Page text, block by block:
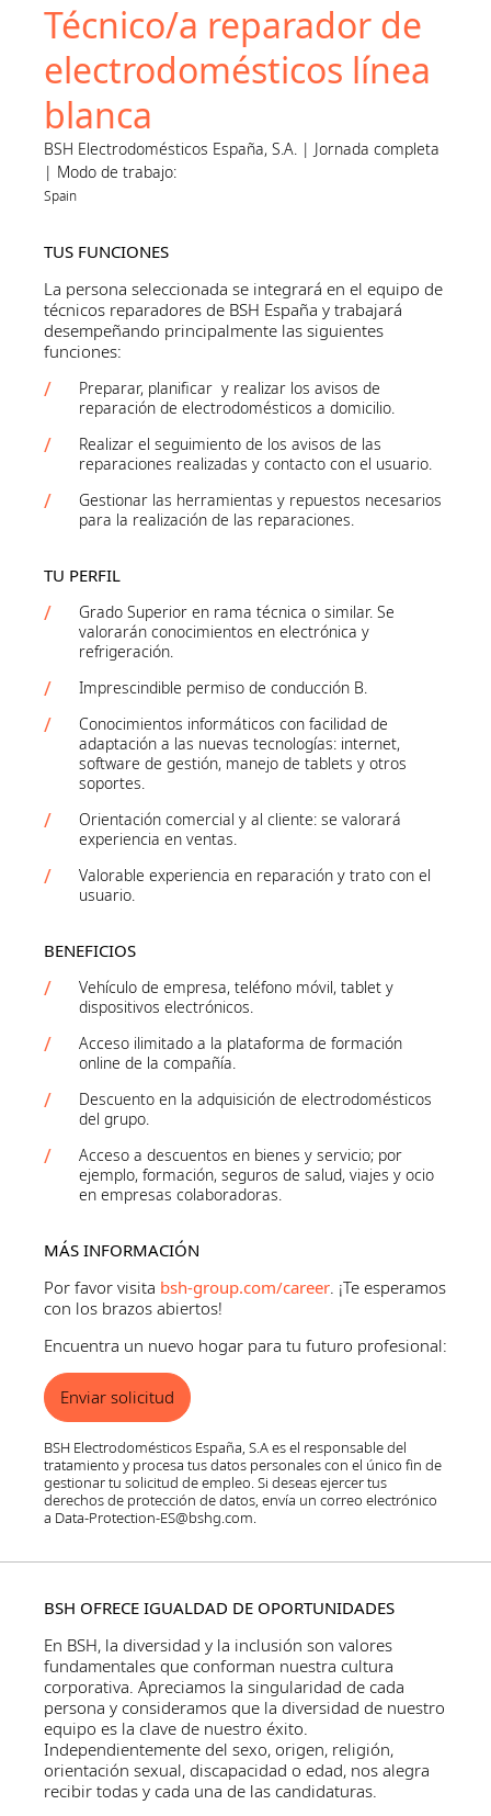
Técnico/a reparador de
electrodomésticos línea
blanca
BSH Electrodomésticos España, S.A. | Jornada completa
| Modo de trabajo:
Spain
TUS FUNCIONES
La persona seleccionada se integrará en el equipo de
técnicos reparadores de BSH España y trabajará
desempeñando principalmente las siguientes
funciones:
Preparar, planificar y realizar los avisos de
reparación de electrodomésticos a domicilio.
Realizar el seguimiento de los avisos de las
reparaciones realizadas y contacto con el usuario.
Gestionar las herramientas y repuestos necesarios
para la realización de las reparaciones.
TU PERFIL
Grado Superior en rama técnica o similar. Se
valorarán conocimientos en electrónica y
refrigeración.
Imprescindible permiso de conducción B.
Conocimientos informáticos con facilidad de
adaptación a las nuevas tecnologías: internet,
software de gestión, manejo de tablets y otros
soportes.
Orientación comercial y al cliente: se valorará
experiencia en ventas.
Valorable experiencia en reparación y trato con el
usuario.
BENEFICIOS
Vehículo de empresa, teléfono móvil, tablet y
dispositivos electrónicos.
Acceso ilimitado a la plataforma de formación
online de la compañía.
Descuento en la adquisición de electrodomésticos
del grupo.
Acceso a descuentos en bienes y servicio; por
ejemplo, formación, seguros de salud, viajes y ocio
en empresas colaboradoras.
MÁS INFORMACIÓN
Por favor visita bsh-group.com/career. ¡Te esperamos
con los brazos abiertos!
Encuentra un nuevo hogar para tu futuro profesional:
Enviar solicitud
BSH Electrodomésticos España, S.A es el responsable del
tratamiento y procesa tus datos personales con el único fin de
gestionar tu solicitud de empleo. Si deseas ejercer tus
derechos de protección de datos, envía un correo electrónico
a Data-Protection-ES@bshg.com.
BSH OFRECE IGUALDAD DE OPORTUNIDADES
En BSH, la diversidad y la inclusión son valores
fundamentales que conforman nuestra cultura
corporativa. Apreciamos la singularidad de cada
persona y consideramos que la diversidad de nuestro
equipo es la clave de nuestro éxito.
Independientemente del sexo, origen, religión,
orientación sexual, discapacidad o edad, nos alegra
recibir todas y cada una de las candidaturas.